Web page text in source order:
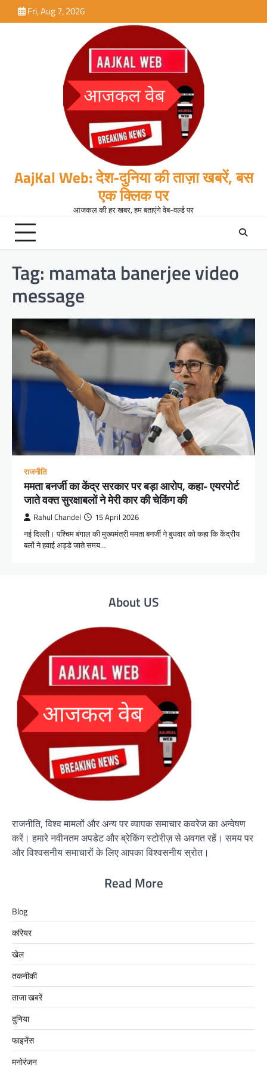
to
Fri, Aug 7, 2026
AajKal Web: देश-दुनिया की ताज़ा खबरें, बस
एक क्लिक पर
आजकल की हर खबर, हम बताएंगे वेब-वर्ल्ड पर
Tag: mamata banerjee video
message
राजनीति
ममता बनर्जी का केंद्र सरकार पर बड़ा आरोप, कहा- एयरपोर्ट
जाते वक्त सुरक्षाबलों ने मेरी कार की चेकिंग की
Rahul Chandel 15 April 2026
नई दिल्ली। पश्चिम बंगाल की मुख्यमंत्री ममता बनर्जी ने बुधवार को कहा कि केंद्रीय
बलों ने हवाई अड्डे जाते समय…
About US
राजनीति, विश्व मामलों और अन्य पर व्यापक समाचार कवरेज का अन्वेषण
करें। हमारे नवीनतम अपडेट और ब्रेकिंग स्टोरीज़ से अवगत रहें। समय पर
और विश्वसनीय समाचारों के लिए आपका विश्वसनीय स्रोत।
Read More
Blog
करियर
खेल
तकनीकी
ताजा खबरें
दुनिया
फाइनेंस
मनोरंजन